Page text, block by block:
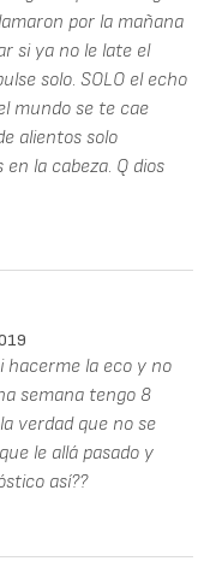
por la mañana
si ya no le late el
solo. SOLO el echo
mundo se te cae
alientos solo
la cabeza. Q dios
hacerme la eco y no
semana tengo 8
verdad que no se
le allá pasado y
así??